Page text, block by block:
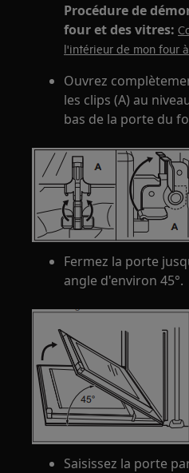
Procédure de
four et des vitres:
l'intérieur de mon four
Ouvrez
les clips (A) au
bas de la porte du
Fermez la porte
angle d'environ 45°.
Saisissez la porte